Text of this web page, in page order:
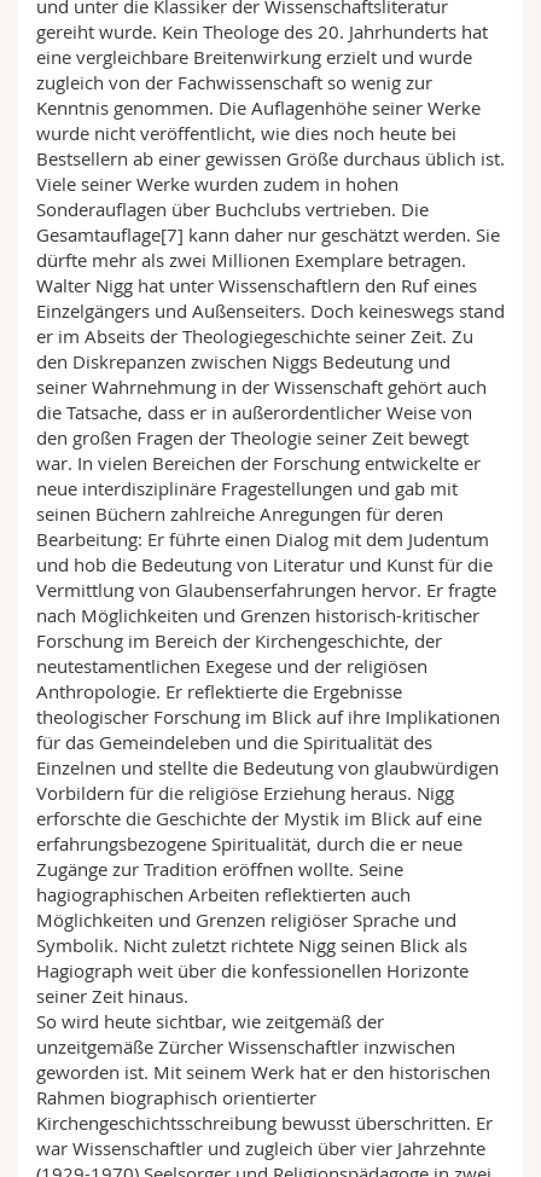
und unter die Klassiker der Wissenschaftsliteratur
gereiht wurde. Kein Theologe des 20. Jahrhunderts hat
eine vergleichbare Breitenwirkung erzielt und wurde
zugleich von der Fachwissenschaft so wenig zur
Kenntnis genommen. Die Auflagenhöhe seiner Werke
wurde nicht veröffentlicht, wie dies noch heute bei
Bestsellern ab einer gewissen Größe durchaus üblich ist.
Viele seiner Werke wurden zudem in hohen
Sonderauflagen über Buchclubs vertrieben. Die
Gesamtauflage[7] kann daher nur geschätzt werden. Sie
dürfte mehr als zwei Millionen Exemplare betragen.
Walter Nigg hat unter Wissenschaftlern den Ruf eines
Einzelgängers und Außenseiters. Doch keineswegs stand
er im Abseits der Theologiegeschichte seiner Zeit. Zu
den Diskrepanzen zwischen Niggs Bedeutung und
seiner Wahrnehmung in der Wissenschaft gehört auch
die Tatsache, dass er in außerordentlicher Weise von
den großen Fragen der Theologie seiner Zeit bewegt
war. In vielen Bereichen der Forschung entwickelte er
neue interdisziplinäre Fragestellungen und gab mit
seinen Büchern zahlreiche Anregungen für deren
Bearbeitung: Er führte einen Dialog mit dem Judentum
und hob die Bedeutung von Literatur und Kunst für die
Vermittlung von Glaubenserfahrungen hervor. Er fragte
nach Möglichkeiten und Grenzen historisch-kritischer
Forschung im Bereich der Kirchengeschichte, der
neutestamentlichen Exegese und der religiösen
Anthropologie. Er reflektierte die Ergebnisse
theologischer Forschung im Blick auf ihre Implikationen
für das Gemeindeleben und die Spiritualität des
Einzelnen und stellte die Bedeutung von glaubwürdigen
Vorbildern für die religiöse Erziehung heraus. Nigg
erforschte die Geschichte der Mystik im Blick auf eine
erfahrungsbezogene Spiritualität, durch die er neue
Zugänge zur Tradition eröffnen wollte. Seine
hagiographischen Arbeiten reflektierten auch
Möglichkeiten und Grenzen religiöser Sprache und
Symbolik. Nicht zuletzt richtete Nigg seinen Blick als
Hagiograph weit über die konfessionellen Horizonte
seiner Zeit hinaus.
So wird heute sichtbar, wie zeitgemäß der
unzeitgemäße Zürcher Wissenschaftler inzwischen
geworden ist. Mit seinem Werk hat er den historischen
Rahmen biographisch orientierter
Kirchengeschichtsschreibung bewusst überschritten. Er
war Wissenschaftler und zugleich über vier Jahrzehnte